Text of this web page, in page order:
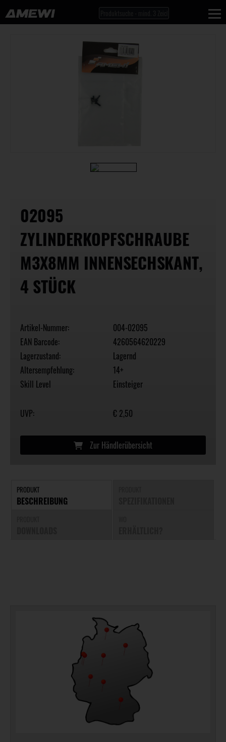
02095
ZYLINDERKOPFSCHRAUBE
M3X8MM INNENSECHSKANT,
4 STÜCK
Artikel-Nummer:
004-02095
EAN Barcode:
4260564620229
Lagerzustand:
Lagernd
Altersempfehlung:
14+
Skill Level
Einsteiger
UVP: € 2,50
Zur Händlerübersicht
PRODUKT
BESCHREIBUNG